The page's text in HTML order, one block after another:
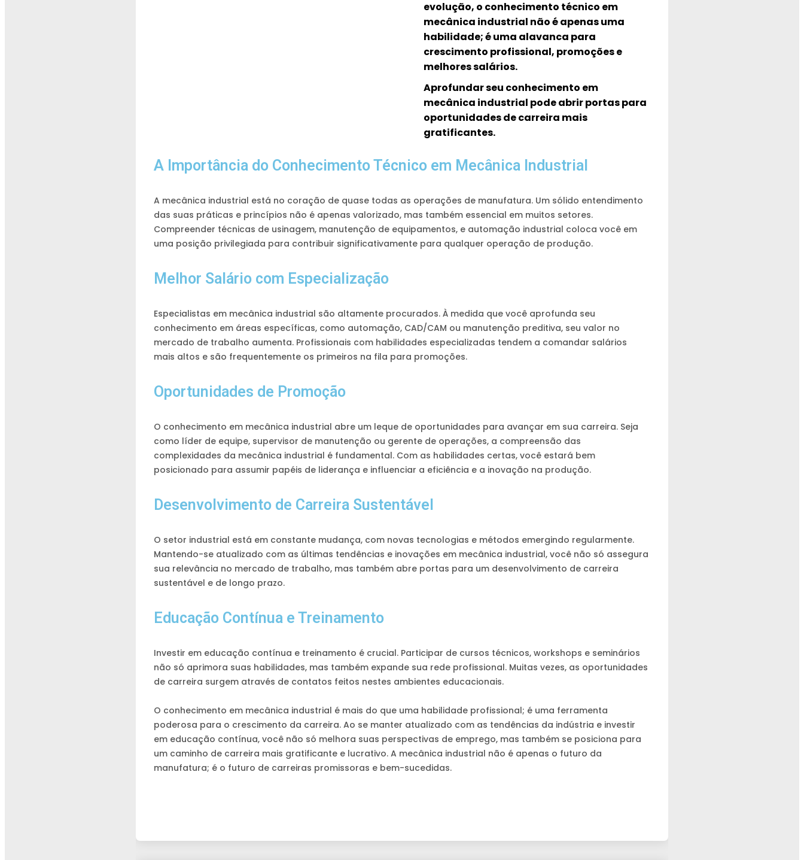
evolução, o conhecimento técnico em
mecânica industrial não é apenas uma
habilidade; é uma alavanca para
crescimento profissional, promoções e
melhores salários.
Aprofundar seu conhecimento em
mecânica industrial pode abrir portas para
oportunidades de carreira mais
gratificantes.
A Importância do Conhecimento Técnico em Mecânica Industrial
A mecânica industrial está no coração de quase todas as operações de manufatura. Um sólido entendimento
das suas práticas e princípios não é apenas valorizado, mas também essencial em muitos setores.
Compreender técnicas de usinagem, manutenção de equipamentos, e automação industrial coloca você em
uma posição privilegiada para contribuir significativamente para qualquer operação de produção.
Melhor Salário com Especialização
Especialistas em mecânica industrial são altamente procurados. À medida que você aprofunda seu
conhecimento em áreas específicas, como automação, CAD/CAM ou manutenção preditiva, seu valor no
mercado de trabalho aumenta. Profissionais com habilidades especializadas tendem a comandar salários
mais altos e são frequentemente os primeiros na fila para promoções.
Oportunidades de Promoção
O conhecimento em mecânica industrial abre um leque de oportunidades para avançar em sua carreira. Seja
como líder de equipe, supervisor de manutenção ou gerente de operações, a compreensão das
complexidades da mecânica industrial é fundamental. Com as habilidades certas, você estará bem
posicionado para assumir papéis de liderança e influenciar a eficiência e a inovação na produção.
Desenvolvimento de Carreira Sustentável
O setor industrial está em constante mudança, com novas tecnologias e métodos emergindo regularmente.
Mantendo-se atualizado com as últimas tendências e inovações em mecânica industrial, você não só assegura
sua relevância no mercado de trabalho, mas também abre portas para um desenvolvimento de carreira
sustentável e de longo prazo.
Educação Contínua e Treinamento
Investir em educação contínua e treinamento é crucial. Participar de cursos técnicos, workshops e seminários
não só aprimora suas habilidades, mas também expande sua rede profissional. Muitas vezes, as oportunidades
de carreira surgem através de contatos feitos nestes ambientes educacionais.
O conhecimento em mecânica industrial é mais do que uma habilidade profissional; é uma ferramenta
poderosa para o crescimento da carreira. Ao se manter atualizado com as tendências da indústria e investir
em educação contínua, você não só melhora suas perspectivas de emprego, mas também se posiciona para
um caminho de carreira mais gratificante e lucrativo. A mecânica industrial não é apenas o futuro da
manufatura; é o futuro de carreiras promissoras e bem-sucedidas.